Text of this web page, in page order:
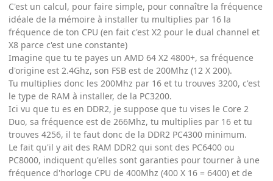
C'est un calcul, pour faire simple, pour connaître la fréquence
idéale de la mémoire à installer tu multiplies par 16 la
fréquence de ton CPU (en fait c'est X2 pour le dual channel et
X8 parce c'est une constante)
Imagine que tu te payes un AMD 64 X2 4800+, sa fréquence
d'origine est 2.4Ghz, son FSB est de 200Mhz (12 X 200).
Tu multiplies donc les 200Mhz par 16 et tu trouves 3200, c'est
le type de RAM à installer, de la PC3200.
Ici vu que tu es en DDR2, je suppose que tu vises le Core 2
Duo, sa fréquence est de 266Mhz, tu multiplies par 16 et tu
trouves 4256, il te faut donc de la DDR2 PC4300 minimum.
Le fait qu'il y ait des RAM DDR2 qui sont des PC6400 ou
PC8000, indiquent qu'elles sont garanties pour tourner à une
fréquence d'horloge CPU de 400Mhz (400 X 16 = 6400) et de